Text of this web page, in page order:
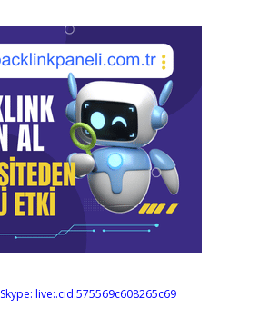
Skype: live:.cid.575569c608265c69